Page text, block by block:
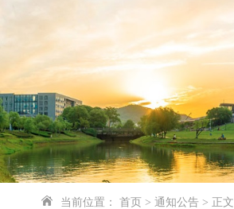
当前位置： 首页 > 通知公告 > 正文